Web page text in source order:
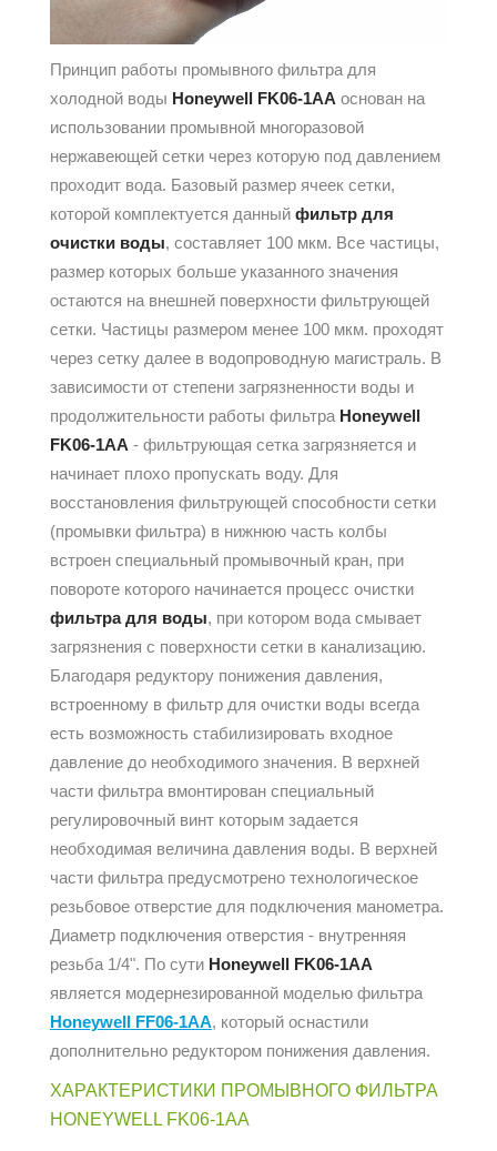
Принцип работы промывного фильтра для
холодной воды Honeywell FK06-1AA основан на
использовании промывной многоразовой
нержавеющей сетки через которую под давлением
проходит вода. Базовый размер ячеек сетки,
которой комплектуется данный фильтр для
очистки воды, составляет 100 мкм. Все частицы,
размер которых больше указанного значения
остаются на внешней поверхности фильтрующей
сетки. Частицы размером менее 100 мкм. проходят
через сетку далее в водопроводную магистраль. В
зависимости от степени загрязненности воды и
продолжительности работы фильтра Honeywell
FK06-1AA - фильтрующая сетка загрязняется и
начинает плохо пропускать воду. Для
восстановления фильтрующей способности сетки
(промывки фильтра) в нижнюю часть колбы
встроен специальный промывочный кран, при
повороте которого начинается процесс очистки
фильтра для воды, при котором вода смывает
загрязнения с поверхности сетки в канализацию.
Благодаря редуктору понижения давления,
встроенному в фильтр для очистки воды всегда
есть возможность стабилизировать входное
давление до необходимого значения. В верхней
части фильтра вмонтирован специальный
регулировочный винт которым задается
необходимая величина давления воды. В верхней
части фильтра предусмотрено технологическое
резьбовое отверстие для подключения манометра.
Диаметр подключения отверстия - внутренняя
резьба 1/4". По сути Honeywell FK06-1AA
является модернезированной моделью фильтра
Honeywell FF06-1AA, который оснастили
дополнительно редуктором понижения давления.
ХАРАКТЕРИСТИКИ ПРОМЫВНОГО ФИЛЬТРА
HONEYWELL FK06-1AA